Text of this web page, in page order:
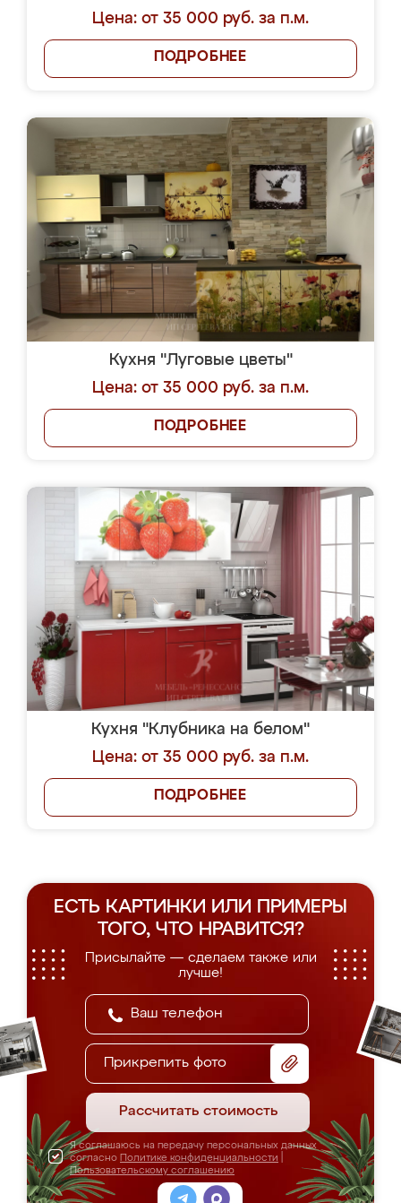
Цена: от 35 000 руб. за п.м.
ПОДРОБНЕЕ
Кухня "Луговые цветы"
Цена: от 35 000 руб. за п.м.
ПОДРОБНЕЕ
Кухня "Клубника на белом"
Цена: от 35 000 руб. за п.м.
ПОДРОБНЕЕ
ЕСТЬ КАРТИНКИ ИЛИ ПРИМЕРЫ
ТОГО, ЧТО НРАВИТСЯ?
Присылайте — сделаем также или
лучше!
Прикрепить фото
Рассчитать стоимость
Я соглашаюсь на передачу персональных данных
согласно Политике конфиденциальности
Пользовательскому соглашению